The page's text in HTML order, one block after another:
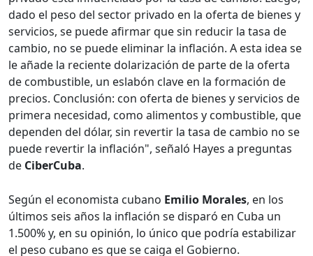
dado el peso del sector privado en la oferta de bienes y
servicios, se puede afirmar que sin reducir la tasa de
cambio, no se puede eliminar la inflación. A esta idea se
le añade la reciente dolarización de parte de la oferta
de combustible, un eslabón clave en la formación de
precios. Conclusión: con oferta de bienes y servicios de
primera necesidad, como alimentos y combustible, que
dependen del dólar, sin revertir la tasa de cambio no se
puede revertir la inflación", señaló Hayes a preguntas
de CiberCuba.
Según el economista cubano Emilio Morales, en los
últimos seis años la inflación se disparó en Cuba un
1.500% y, en su opinión, lo único que podría estabilizar
el peso cubano es que se caiga el Gobierno.